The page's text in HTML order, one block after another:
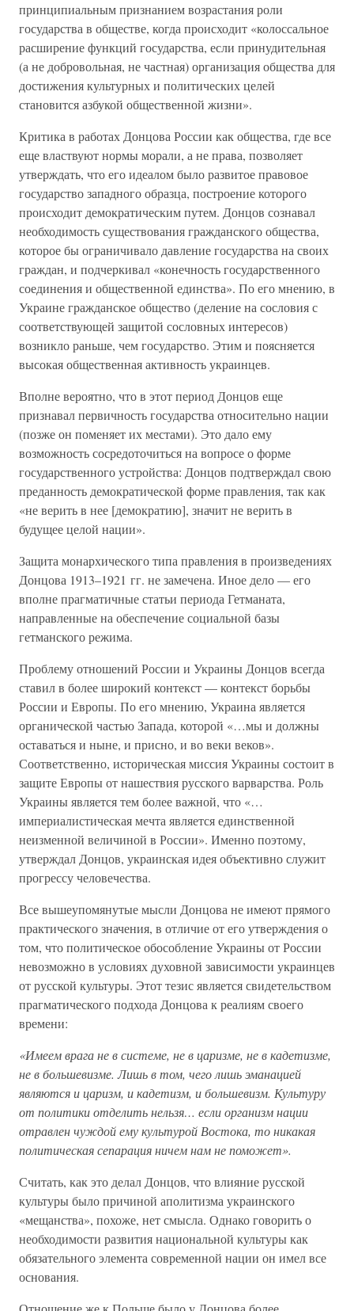
принципиальным признанием возрастания роли
государства в обществе, когда происходит «колоссальное
расширение функций государства, если принудительная
(а не добровольная, не частная) организация общества для
достижения культурных и политических целей
становится азбукой общественной жизни».
Критика в работах Донцова России как общества, где все
еще властвуют нормы морали, а не права, позволяет
утверждать, что его идеалом было развитое правовое
государство западного образца, построение которого
происходит демократическим путем. Донцов сознавал
необходимость существования гражданского общества,
которое бы ограничивало давление государства на своих
граждан, и подчеркивал «конечность государственного
соединения и общественной единства». По его мнению, в
Украине гражданское общество (деление на сословия с
соответствующей защитой сословных интересов)
возникло раньше, чем государство. Этим и поясняется
высокая общественная активность украинцев.
Вполне вероятно, что в этот период Донцов еще
признавал первичность государства относительно нации
(позже он поменяет их местами). Это дало ему
возможность сосредоточиться на вопросе о форме
государственного устройства: Донцов подтверждал свою
преданность демократической форме правления, так как
«не верить в нее [демократию], значит не верить в
будущее целой нации».
Защита монархического типа правления в произведениях
Донцова 1913–1921 гг. не замечена. Иное дело — его
вполне прагматичные статьи периода Гетманата,
направленные на обеспечение социальной базы
гетманского режима.
Проблему отношений России и Украины Донцов всегда
ставил в более широкий контекст — контекст борьбы
России и Европы. По его мнению, Украина является
органической частью Запада, которой «…мы и должны
оставаться и ныне, и присно, и во веки веков».
Соответственно, историческая миссия Украины состоит в
защите Европы от нашествия русского варварства. Роль
Украины является тем более важной, что «…
империалистическая мечта является единственной
неизменной величиной в России». Именно поэтому,
утверждал Донцов, украинская идея объективно служит
прогрессу человечества.
Все вышеупомянутые мысли Донцова не имеют прямого
практического значения, в отличие от его утверждения о
том, что политическое обособление Украины от России
невозможно в условиях духовной зависимости украинцев
от русской культуры. Этот тезис является свидетельством
прагматического подхода Донцова к реалиям своего
времени:
«Имеем врага не в системе, не в царизме, не в кадетизме,
не в большевизме. Лишь в том, чего лишь эманацией
являются и царизм, и кадетизм, и большевизм. Культуру
от политики отделить нельзя… если организм нации
отравлен чуждой ему культурой Востока, то никакая
политическая сепарация ничем нам не поможет».
Считать, как это делал Донцов, что влияние русской
культуры было причиной аполитизма украинского
«мещанства», похоже, нет смысла. Однако говорить о
необходимости развития национальной культуры как
обязательного элемента современной нации он имел все
основания.